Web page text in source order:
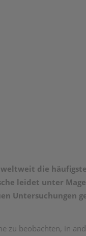
die
leidet unter
zu beobachten, in